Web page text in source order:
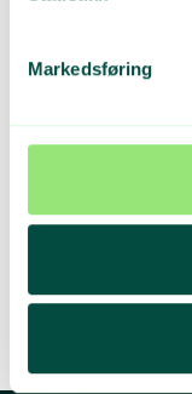
Markedsføring
Ønsker
Meld deg på vårt